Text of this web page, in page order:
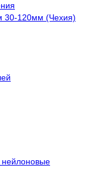
30-120мм (Чехия)